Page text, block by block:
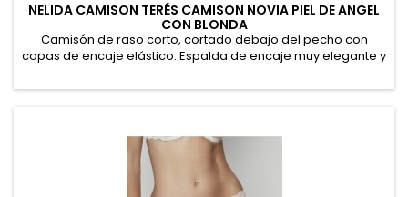
NELIDA CAMISON TERÉS CAMISON NOVIA PIEL DE ANGEL
CON BLONDA
Camisón de raso corto, cortado debajo del pecho con
copas de encaje elástico. Espalda de encaje muy elegante y